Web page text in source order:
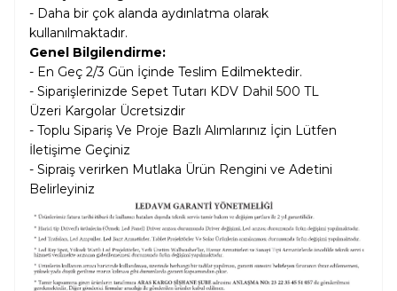
- Daha bir çok alanda aydınlatma olarak
kullanılmaktadır.
Genel Bilgilendirme:
- En Geç 2/3 Gün İçinde Teslim Edilmektedir.
- Siparişlerinizde Sepet Tutarı KDV Dahil 500 TL
Üzeri Kargolar Ücretsizdir
- Toplu Sipariş Ve Proje Bazlı Alımlarınız İçin Lütfen
İletişime Geçiniz
- Sipraiş verirken Mutlaka Ürün Rengini ve Adetini
Belirleyiniz